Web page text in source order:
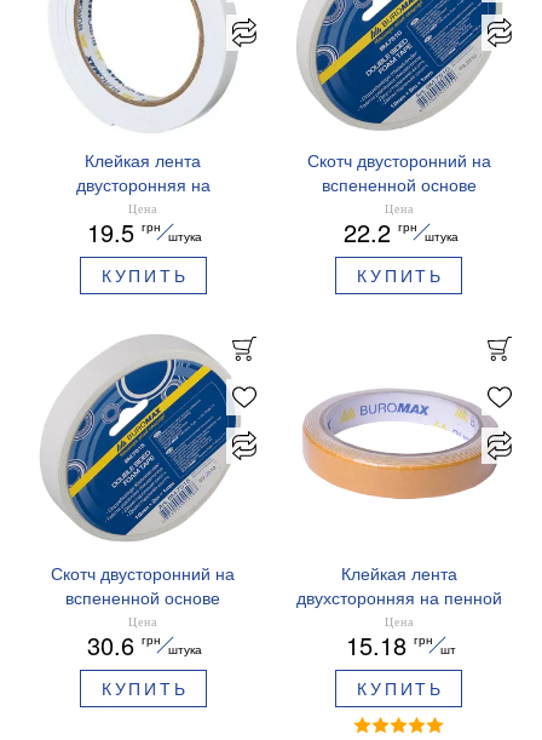
Клейкая лента
двусторонняя на
вспененной основе 12 мм
х 2 м Buromax BM.7511
Цена
19.5 грн
штука
КУПИТЬ
Скотч двусторонний на
вспененной основе
Buromax BM.7510
Цена
22.2 грн
штука
КУПИТЬ
Скотч двусторонний на
вспененной основе
Buromax BM.7515
Цена
30.6 грн
штука
КУПИТЬ
Клейкая лента
двухсторонняя на пенной
основе 18мм х 2м
Buromax BM.7513
Цена
15.18 грн
шт
КУПИТЬ